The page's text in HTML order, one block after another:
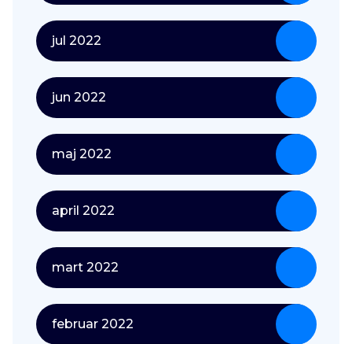
jul 2022
jun 2022
maj 2022
april 2022
mart 2022
februar 2022